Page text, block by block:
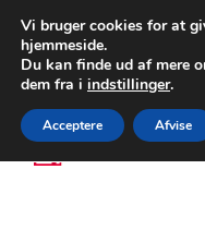
FEDEX
80 82 72
Spring
til
Spring
til
Vi bruger cookies for at
hjemmeside.
Du kan finde ud af mere
dem fra i indstillinger.
Acceptere Afvise